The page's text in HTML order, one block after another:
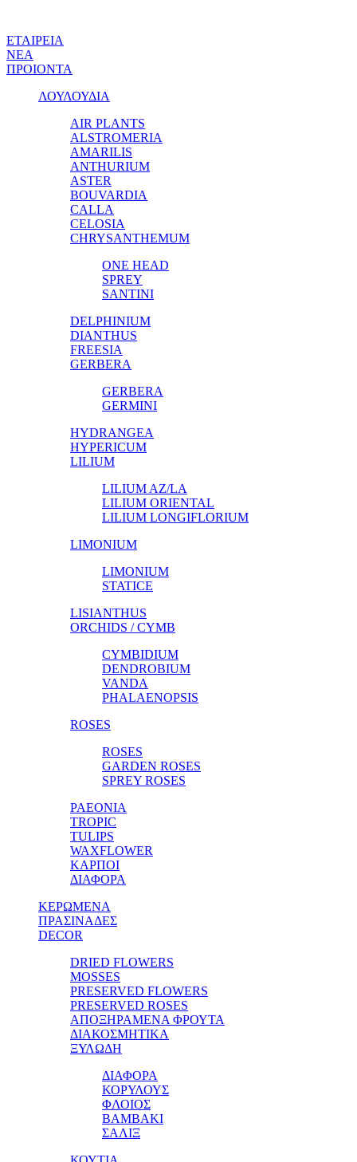
ΕΤΑΙΡΕΙΑ
ΝΕΑ
ΠΡΟΙΟΝΤΑ
ΛΟΥΛΟΥΔΙΑ
AIR PLANTS
ALSTROMERIA
AMARILIS
ANTHURIUM
ASTER
BOUVARDIA
CALLA
CELOSIA
CHRYSANTHEMUM
ONE HEAD
SPREY
SANTINI
DELPHINIUM
DIANTHUS
FREESIA
GERBERA
GERBERA
GERMINI
HYDRANGEA
HYPERICUM
LILIUM
LILIUM AZ/LA
LILIUM ORIENTAL
LILIUM LONGIFLORIUM
LIMONIUM
LIMONIUM
STATICE
LISIANTHUS
ORCHIDS / CYMB
CYMBIDIUM
DENDROBIUM
VANDA
PHALAENOPSIS
ROSES
ROSES
GARDEN ROSES
SPREY ROSES
PAEONIA
TROPIC
TULIPS
WAXFLOWER
ΚΑΡΠΟΙ
ΔΙΑΦΟΡΑ
ΚΕΡΩΜΕΝΑ
ΠΡΑΣΙΝΑΔΕΣ
DECOR
DRIED FLOWERS
MOSSES
PRESERVED FLOWERS
PRESERVED ROSES
ΑΠΟΞΗΡΑΜΕΝΑ ΦΡΟΥΤΑ
ΔΙΑΚΟΣΜΗΤΙΚΑ
ΞΥΛΩΔΗ
ΔΙΑΦΟΡΑ
ΚΟΡΥΛΟΥΣ
ΦΛΟΙΟΣ
ΒΑΜΒΑΚΙ
ΣΑΛΙΞ